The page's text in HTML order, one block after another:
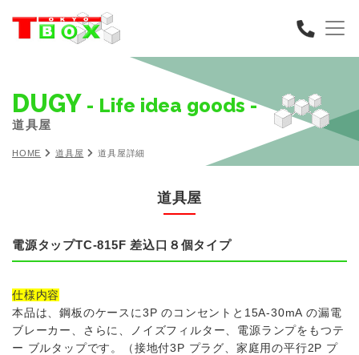
DUGY - Life idea goods -
道具屋
HOME 道具屋 道具屋詳細
道具屋
電源タップTC-815F 差込口８個タイプ
仕様内容
本品は、鋼板のケースに3P のコンセントと15A-30mA の漏電
ブレーカー、さらに、ノイズフィルター、電源ランプをもつテ
ー ブルタップです。（接地付3P プラグ、家庭用の平行2P プ